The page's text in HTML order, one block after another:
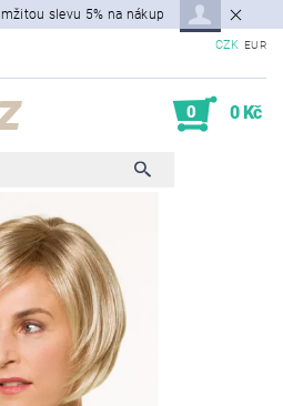
slevu 5% na nákup
CZK EUR
0 0 Kč